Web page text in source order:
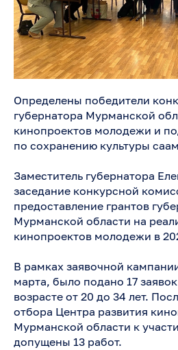
Определены победители
губернатора Мурманской
кинопроектов молодежи и
по сохранению культуры
Заместитель губернатора
заседание конкурсной
предоставление грантов
Мурманской области на
кинопроектов молодежи в
В рамках заявочной
марта, было подано 17
возрасте от 20 до 34 лет.
отбора Центра развития
Мурманской области к
допущены 13 работ.